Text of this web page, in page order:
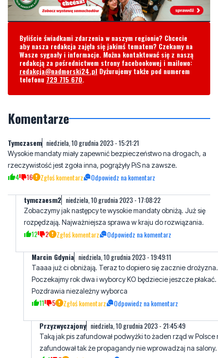
Byliście świadkami zdarzenia w naszym regionie? Chcecie
aby nasza redakcja zajęła się jakimś tematem? Czekamy na
Wasze sygnały i informacje. Można kontaktować się z naszą
redakcją za pośrednictwem strony facebookowej i mailowo:
redakcja@nadmorski24.pl Dyżurujemy także pod numerem
telefonu 729 715 670.
Komentarze
Tymczasem niedziela, 10 grudnia 2023 - 15:21:21
Wysokie mandaty miały zapewnić bezpieczeństwo na drogach, a
rzeczywistość jest zgoła inna, pogrążyły PiS na zawsze.
4 16 Zgłoś komentarz Odpowiedz na komentarz
tymczaesm2 niedziela, 10 grudnia 2023 - 17:08:22
Zobaczymy jak następcy te wysokie mandaty obniżą. Już się
rozpędzają. Najważniejsza sprawa w kraju do rozwiązania.
12 2 Zgłoś komentarz Odpowiedz na komentarz
Marcin Gdynia niedziela, 10 grudnia 2023 - 19:49:11
Taaaa już ci obniżają. Teraz to dopiero się zacznie drożyzna.
Poczekajmy rok dwa i wyborcy KO będziecie jeszcze płakać.
Pozdrawia niezależny wyborca
11 5 Zgłoś komentarz Odpowiedz na komentarz
Przyzwyczajony niedziela, 10 grudnia 2023 - 21:45:49
Taką jak pis zafundował podwyżki to żaden rząd w Polsce
zafundował tak że propagandy nie wprowadzaj na salony.